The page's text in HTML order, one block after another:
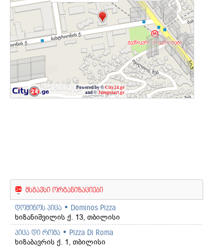
Powered by ©City24.ge
and © Jumpstart.ge
მსგავსი ორგანიზაციები
დომინოს პიცა • Dominos Pizza
ხიზანიშვილის ქ. 13, თბილისი
პიცა დი რომა • Pizza Di Roma
ხიზაბავრის ქ. 1, თბილისი